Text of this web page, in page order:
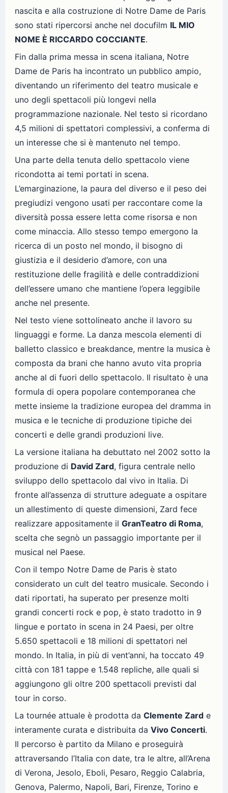
nascita e alla costruzione di Notre Dame de Paris
sono stati ripercorsi anche nel docufilm IL MIO
NOME È RICCARDO COCCIANTE.
Fin dalla prima messa in scena italiana, Notre
Dame de Paris ha incontrato un pubblico ampio,
diventando un riferimento del teatro musicale e
uno degli spettacoli più longevi nella
programmazione nazionale. Nel testo si ricordano
4,5 milioni di spettatori complessivi, a conferma di
un interesse che si è mantenuto nel tempo.
Una parte della tenuta dello spettacolo viene
ricondotta ai temi portati in scena.
L’emarginazione, la paura del diverso e il peso dei
pregiudizi vengono usati per raccontare come la
diversità possa essere letta come risorsa e non
come minaccia. Allo stesso tempo emergono la
ricerca di un posto nel mondo, il bisogno di
giustizia e il desiderio d’amore, con una
restituzione delle fragilità e delle contraddizioni
dell’essere umano che mantiene l’opera leggibile
anche nel presente.
Nel testo viene sottolineato anche il lavoro su
linguaggi e forme. La danza mescola elementi di
balletto classico e breakdance, mentre la musica è
composta da brani che hanno avuto vita propria
anche al di fuori dello spettacolo. Il risultato è una
formula di opera popolare contemporanea che
mette insieme la tradizione europea del dramma in
musica e le tecniche di produzione tipiche dei
concerti e delle grandi produzioni live.
La versione italiana ha debuttato nel 2002 sotto la
produzione di David Zard, figura centrale nello
sviluppo dello spettacolo dal vivo in Italia. Di
fronte all’assenza di strutture adeguate a ospitare
un allestimento di queste dimensioni, Zard fece
realizzare appositamente il GranTeatro di Roma,
scelta che segnò un passaggio importante per il
musical nel Paese.
Con il tempo Notre Dame de Paris è stato
considerato un cult del teatro musicale. Secondo i
dati riportati, ha superato per presenze molti
grandi concerti rock e pop, è stato tradotto in 9
lingue e portato in scena in 24 Paesi, per oltre
5.650 spettacoli e 18 milioni di spettatori nel
mondo. In Italia, in più di vent’anni, ha toccato 49
città con 181 tappe e 1.548 repliche, alle quali si
aggiungono gli oltre 200 spettacoli previsti dal
tour in corso.
La tournée attuale è prodotta da Clemente Zard e
interamente curata e distribuita da Vivo Concerti.
Il percorso è partito da Milano e proseguirà
attraversando l’Italia con date, tra le altre, all’Arena
di Verona, Jesolo, Eboli, Pesaro, Reggio Calabria,
Genova, Palermo, Napoli, Bari, Firenze, Torino e